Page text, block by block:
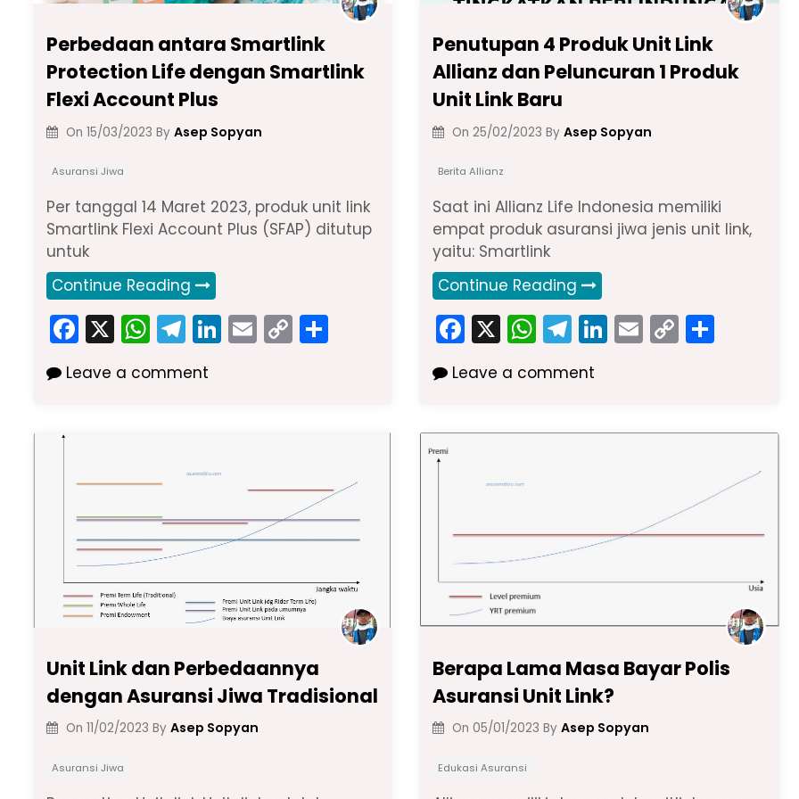
Perbedaan antara Smartlink
Protection Life dengan Smartlink
Flexi Account Plus
On 15/03/2023 By Asep Sopyan
Asuransi Jiwa
Per tanggal 14 Maret 2023, produk unit link
Smartlink Flexi Account Plus (SFAP) ditutup
untuk
Continue Reading
F
a
c
o
k
X W
h
a
p
T
el
e
m
Li
n
E
m
C
o
k
Leave a comment
Penutupan 4 Produk Unit Link
Allianz dan Peluncuran 1 Produk
Unit Link Baru
On 25/02/2023 By Asep Sopyan
Berita Allianz
Saat ini Allianz Life Indonesia memiliki
empat produk asuransi jiwa jenis unit link,
yaitu: Smartlink
Continue Reading
F
a
c
b
k
X W
h
a
A
T
el
e
a
Li
n
dI
E
m
C
o
Li
k
Leave a comment
Unit Link dan Perbedaannya
dengan Asuransi Jiwa Tradisional
On 11/02/2023 By Asep Sopyan
Asuransi Jiwa
Berapa Lama Masa Bayar Polis
Asuransi Unit Link?
On 05/01/2023 By Asep Sopyan
Edukasi Asuransi